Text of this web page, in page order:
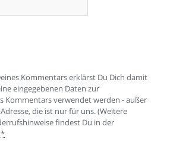
Kommentars erklärst Du Dich damit
eingegebenen Daten zur
Kommentars verwendet werden - außer
die ist nur für uns. (Weitere
findest Du in der
*